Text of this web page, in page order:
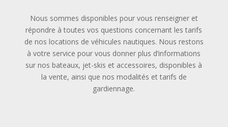
Nous sommes disponibles pour vous renseigner et
répondre à toutes vos questions concernant les tarifs
de nos locations de véhicules nautiques. Nous restons
à votre service pour vous donner plus d’informations
sur nos bateaux, jet-skis et accessoires, disponibles à
la vente, ainsi que nos modalités et tarifs de
gardiennage.